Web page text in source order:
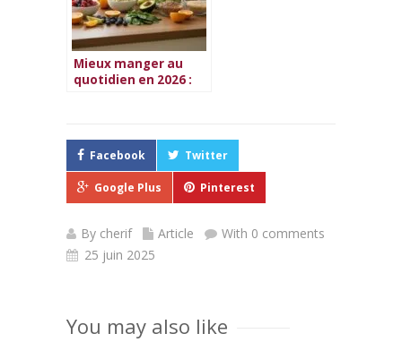
Mieux manger au
quotidien en 2026 :
Facebook Twitter
Google Plus Pinterest
By cherif Article
With 0 comments
25 juin 2025
You may also like